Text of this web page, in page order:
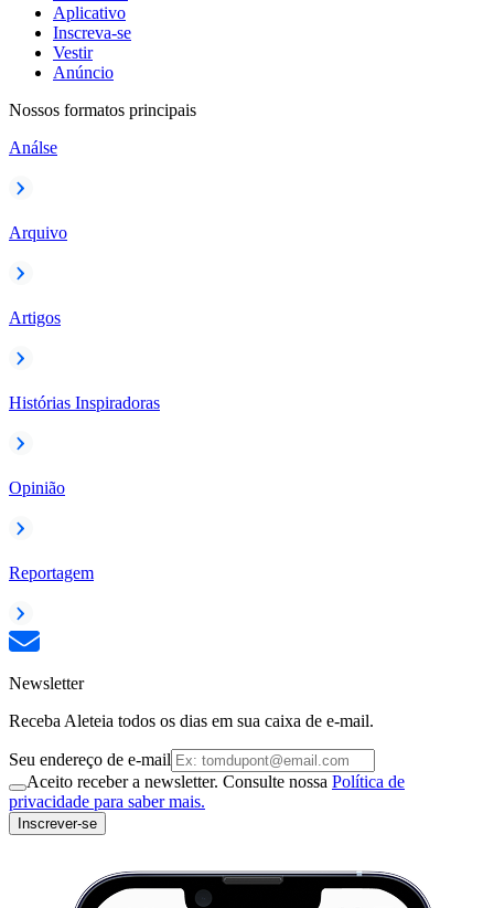
Aplicativo
Inscreva-se
Vestir
Anúncio
Nossos formatos principais
Análse
Arquivo
Artigos
Histórias Inspiradoras
Opinião
Reportagem
Newsletter
Receba Aleteia todos os dias em sua caixa de e-mail.
Seu endereço de e-mail
Aceito receber a newsletter. Consulte nossa Política de
privacidade para saber mais.
Inscrever-se